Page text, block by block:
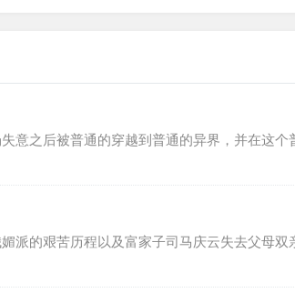
意之后被普通的穿越到普通的异界，并在这个
派的艰苦历程以及富家子司马庆云失去父母双